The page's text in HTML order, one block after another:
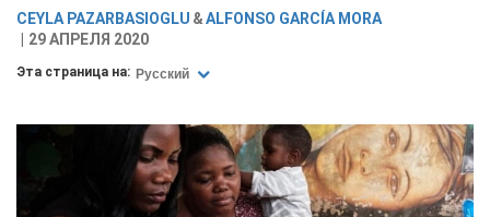
CEYLA PAZARBASIOGLU
ALFONSO GARCÍA MORA
29 АПРЕЛЯ 2020
Эта страница на: Русский